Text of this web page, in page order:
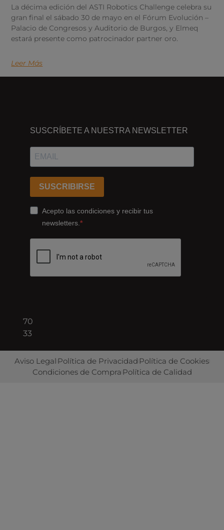
La décima edición del ASTI Robotics Challenge celebra su
gran final el sábado 30 de mayo en el Fórum Evolución –
Palacio de Congresos y Auditorio de Burgos, y Elmeq
estará presente como patrocinador partner oro.
Leer Más
ESTAMOS
Passeig
Ferrocarrils
Catalans
178,
Cornellà
Barcelona
70
33
SUSCRÍBETE A NUESTRA NEWSLETTER
SUSCRIBIRSE
Acepto las condiciones y recibir tus
newsletters.
Aviso Legal Política de Privacidad Política de Cookies
Condiciones de Compra Política de Calidad